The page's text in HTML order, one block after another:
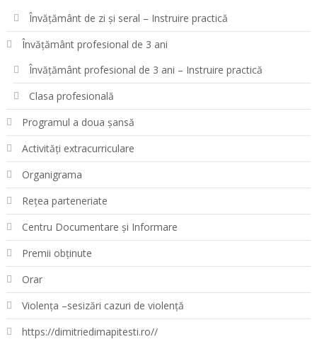
Învățământ de zi și seral – Instruire practică
Învățământ profesional de 3 ani
Învățământ profesional de 3 ani – Instruire practică
Clasa profesională
Programul a doua șansă
Activități extracurriculare
Organigrama
Rețea parteneriate
Centru Documentare și Informare
Premii obținute
Orar
Violența –sesizări cazuri de violență
https://dimitriedimapitesti.ro//